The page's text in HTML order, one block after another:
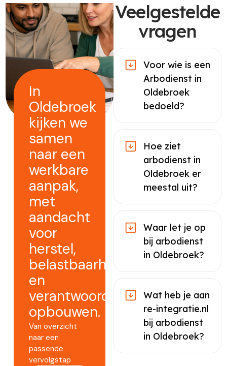
In
Oldebroek
kijken we
samen
naar een
werkbare
aanpak,
met
aandacht
voor
herstel,
belastbaarheid
en
verantwoord
opbouwen.
Van overzicht
naar een
passende
vervolgstap
Veelgestelde
vragen
Voor wie is een
Arbodienst in
Oldebroek
bedoeld?
Hoe ziet
arbodienst in
Oldebroek er
meestal uit?
Waar let je op
bij arbodienst
in Oldebroek?
Wat heb je aan
re-integratie.nl
bij arbodienst
in Oldebroek?